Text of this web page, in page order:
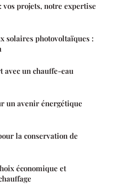
projets, notre expertise
solaires photovoltaïques :
avec un chauffe-eau
un avenir énergétique
la conservation de
économique et